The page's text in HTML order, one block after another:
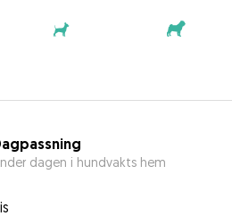
dagen i hundvakts hem